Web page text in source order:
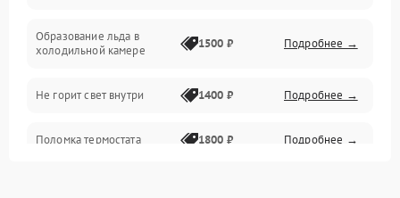
Образование льда в
холодильной камере
1500 ₽ Подробнее →
Не горит свет внутри 1400 ₽ Подробнее →
Поломка термостата 1800 ₽ Подробнее →